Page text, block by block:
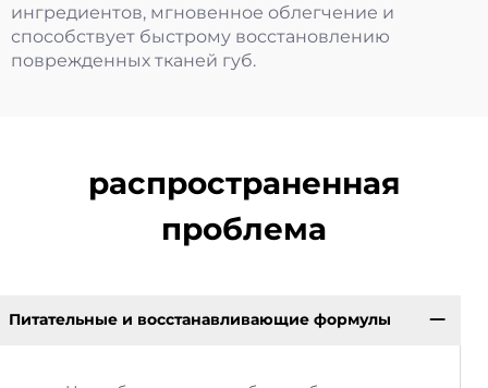
ингредиентов, мгновенное облегчение и
способствует быстрому восстановлению
поврежденных тканей губ.
распространенная
проблема
Питательные и восстанавливающие формулы